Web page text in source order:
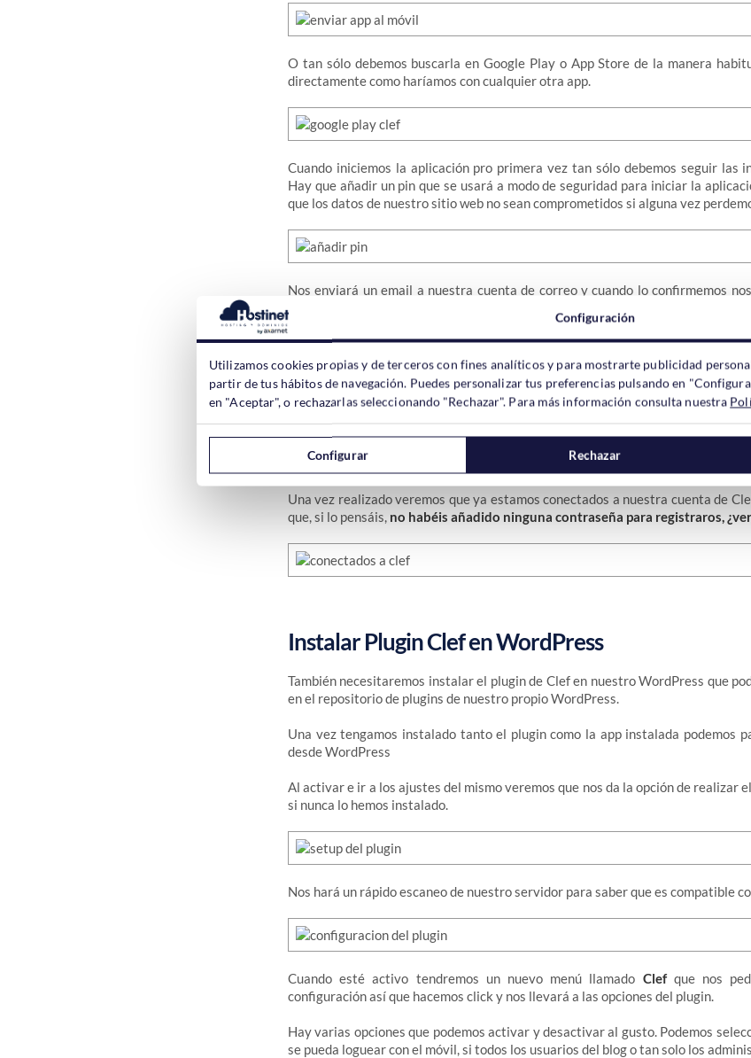
O tan sólo debemos buscarla en Google Play o App Store de la manera
directamente como haríamos con cualquier otra app.
Cuando iniciemos la aplicación pro primera vez tan sólo debemos seguir las
Hay que añadir un pin que se usará a modo de seguridad para iniciar la
que los datos de nuestro sitio web no sean comprometidos si alguna vez
Nos enviará un email a nuestra cuenta de correo y cuando lo confirmemos
después de aceptar algunas opciones, a una página donde se muestra una
Si miráis la aplicación del móvil veréis el mismo código de lineas azules
que debemos hacer es enfocar la cámara a la pantalla de forma que los dos
Una vez realizado veremos que ya estamos conectados a nuestra cuenta de
que, si lo pensáis, no habéis añadido ninguna contraseña para registraros,
Instalar Plugin Clef en WordPress
También necesitaremos instalar el plugin de Clef en nuestro WordPress que
en el repositorio de plugins de nuestro propio WordPress.
Una vez tengamos instalado tanto el plugin como la app instalada podemos
desde WordPress
Al activar e ir a los ajustes del mismo veremos que nos da la opción de realizar el
si nunca lo hemos instalado.
Nos hará un rápido escaneo de nuestro servidor para saber que es compatible
Cuando esté activo tendremos un nuevo menú llamado Clefque nos
configuración así que hacemos click y nos llevará a las opciones del plugin.
Hay varias opciones que podemos activar y desactivar al gusto. Podemos
se pueda loguear con el móvil, si todos los usuarios del blog o tan solo los
Configuración
Utilizamos cookies propias y de terceros con fines analíticos y para mostrarte publicidad
partir de tus hábitos de navegación. Puedes personalizar tus preferencias pulsando en
en "Aceptar", o rechazarlas seleccionando "Rechazar". Para más información consulta nuestra
Configurar Rechazar